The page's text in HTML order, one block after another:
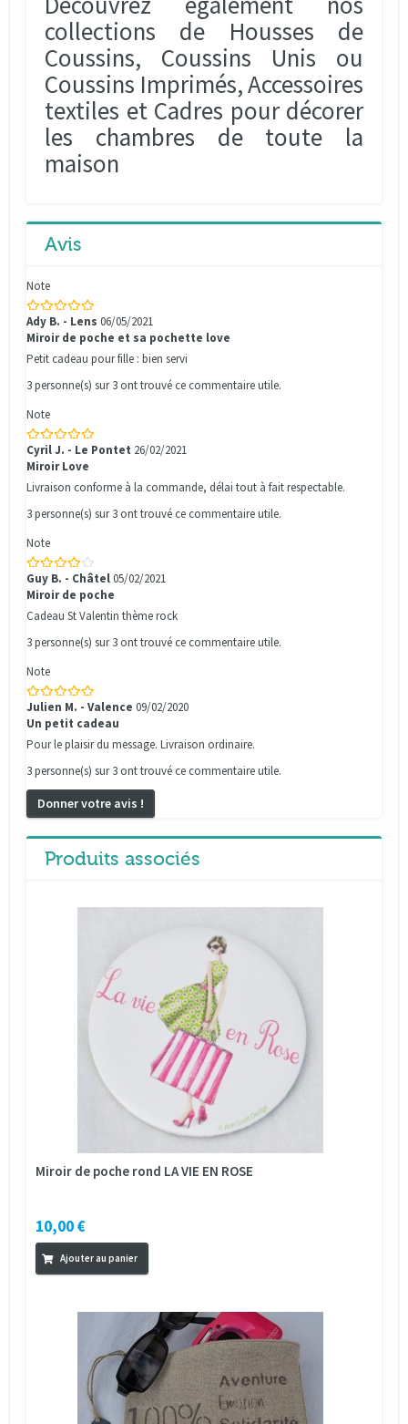
collections de Housses de
Coussins, Coussins Unis ou
Coussins Imprimés, Accessoires
textiles et Cadres pour décorer
les chambres de toute la
maison
Avis
Note
Ady B. - Lens 06/05/2021
Miroir de poche et sa pochette love
Petit cadeau pour fille : bien servi
3 personne(s) sur 3 ont trouvé ce commentaire utile.
Note
Cyril J. - Le Pontet 26/02/2021
Miroir Love
Livraison conforme à la commande, délai tout à fait respectable.
3 personne(s) sur 3 ont trouvé ce commentaire utile.
Note
Guy B. - Châtel05/02/2021
Miroir de poche
Cadeau St Valentin thème rock
3 personne(s) sur 3 ont trouvé ce commentaire utile.
Note
Julien M. - Valence 09/02/2020
Un petit cadeau
Pour le plaisir du message. Livraison ordinaire.
3 personne(s) sur 3 ont trouvé ce commentaire utile.
Donner votre avis !
Produits associés
Miroir de poche rond LA VIE EN ROSE
10,00 €
Ajouter au panier